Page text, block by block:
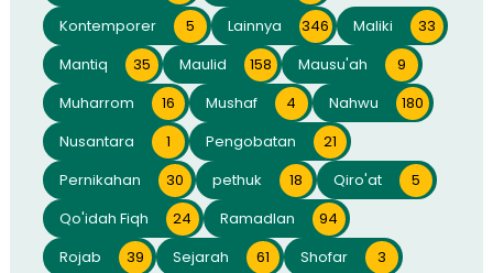
Kontemporer
5 Lainnya 346 Maliki
33
Mantiq
35 Maulid 158 Mausu'ah
9
Muharrom
16 Mushaf 4 Nahwu
180
Nusantara
1 Pengobatan
21
Pernikahan
30 pethuk 18 Qiro'at
5
Qo'idah Fiqh
24 Ramadlan
94
Rojab
39 Sejarah 61 Shofar
3